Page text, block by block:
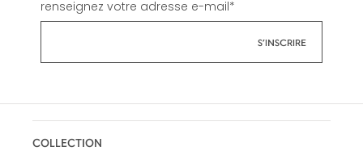
renseignez votre adresse e-mail*
COLLECTION